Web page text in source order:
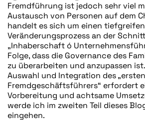
Fremdführung ist jedoch sehr viel
Austausch von Personen auf dem
handelt es sich um einen
Veränderungsprozess an der
„Inhaberschaft ó
Folge, dass die Governance des
zu überarbeiten und anzupassen
Auswahl und Integration des „ersten
Fremdgeschäftsführers“ erfordert
Vorbereitung und achtsame
werde ich im zweiten Teil dieses
eingehen.